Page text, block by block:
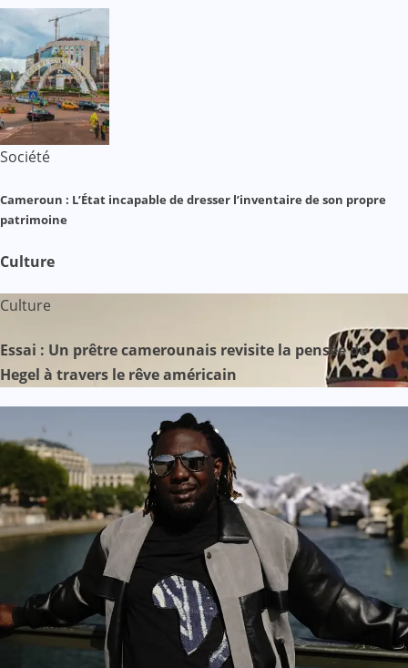
Société
Cameroun : L’État incapable de dresser l’inventaire de son propre
patrimoine
Culture
Culture
Essai : Un prêtre camerounais revisite la pensée de
Hegel à travers le rêve américain